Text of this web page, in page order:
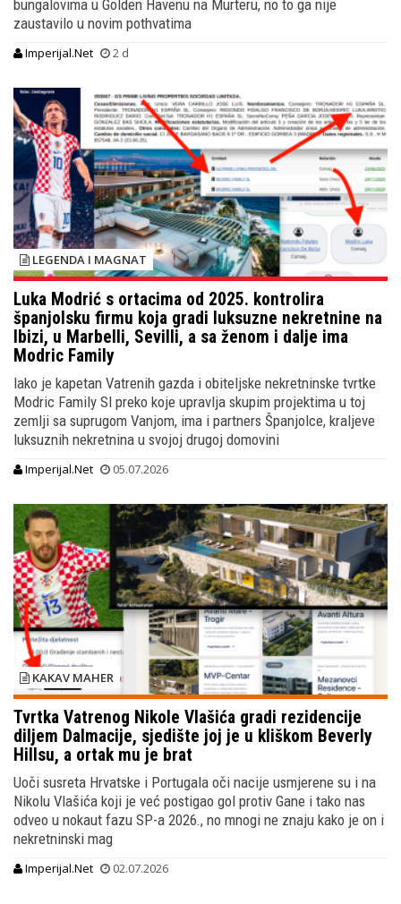
bungalovima u Golden Havenu na Murteru, no to ga nije
zaustavilo u novim pothvatima
Imperijal.Net 2 d
LEGENDA I MAGNAT
Luka Modrić s ortacima od 2025. kontrolira
španjolsku firmu koja gradi luksuzne nekretnine na
Ibizi, u Marbelli, Sevilli, a sa ženom i dalje ima
Modric Family
Iako je kapetan Vatrenih gazda i obiteljske nekretninske tvrtke
Modric Family Sl preko koje upravlja skupim projektima u toj
zemlji sa suprugom Vanjom, ima i partners Španjolce, kraljeve
luksuznih nekretnina u svojoj drugoj domovini
Imperijal.Net 05.07.2026
KAKAV MAHER
Tvrtka Vatrenog Nikole Vlašića gradi rezidencije
diljem Dalmacije, sjedište joj je u kliškom Beverly
Hillsu, a ortak mu je brat
Uoči susreta Hrvatske i Portugala oči nacije usmjerene su i na
Nikolu Vlašića koji je već postigao gol protiv Gane i tako nas
odveo u nokaut fazu SP-a 2026., no mnogi ne znaju kako je on i
nekretninski mag
Imperijal.Net 02.07.2026